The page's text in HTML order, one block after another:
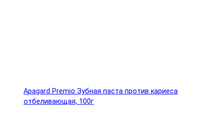
Apagard Premio Зубная паста против кариеса
отбеливающая, 100г